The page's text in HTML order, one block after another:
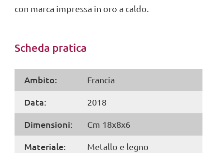
con marca impressa in oro a caldo.
Scheda pratica
Ambito: Francia
Data: 2018
Dimensioni: Cm 18x8x6
Materiale: Metallo e legno